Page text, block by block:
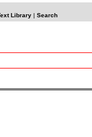
Library| Search